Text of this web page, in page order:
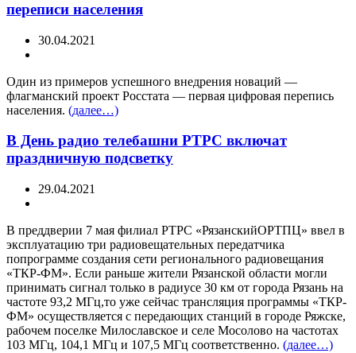
переписи населения
30.04.2021
Один из примеров успешного внедрения новаций —
флагманский проект Росстата — первая цифровая перепись
населения. (далее…)
В День радио телебашни РТРС включат
праздничную подсветку
29.04.2021
В преддверии 7 мая филиал РТРС «РязанскийОРТПЦ» ввел в
эксплуатацию три радиовещательных передатчика
попрограмме создания сети регионального радиовещания
«ТКР-ФМ». Если раньше жители Рязанской области могли
принимать сигнал только в радиусе 30 км от города Рязань на
частоте 93,2 МГц,то уже сейчас трансляция программы «ТКР-
ФМ» осуществляется с передающих станций в городе Ряжске,
рабочем поселке Милославское и селе Мосолово на частотах
103 МГц, 104,1 МГц и 107,5 МГц соответственно. (далее…)